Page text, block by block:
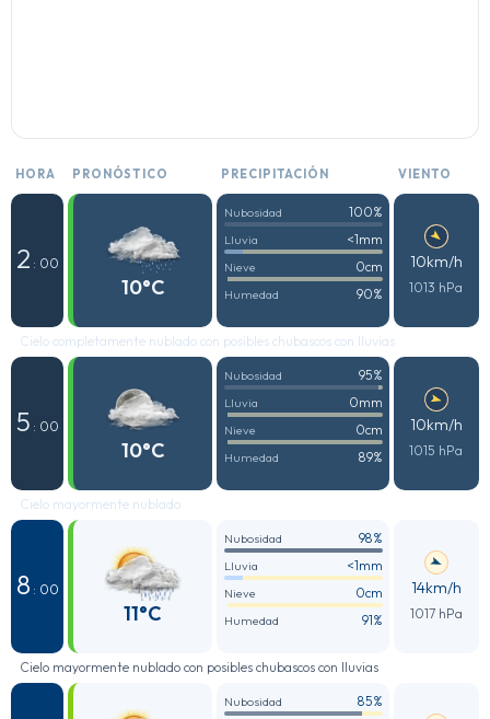
HORA PRONÓSTICO PRECIPITACIÓN VIENTO
2 : 00
10°C
Nubosidad 100%
Lluvia <1mm
Nieve 0cm
Humedad 90%
10km/h
1013 hPa
Cielo completamente nublado con posibles chubascos con lluvias
5 : 00
10°C
Nubosidad 95%
Lluvia 0mm
Nieve 0cm
Humedad 89%
10km/h
1015 hPa
Cielo mayormente nublado
8 : 00
11°C
Nubosidad 98%
Lluvia <1mm
Nieve 0cm
Humedad 91%
14km/h
1017 hPa
Cielo mayormente nublado con posibles chubascos con lluvias
Nubosidad 85%